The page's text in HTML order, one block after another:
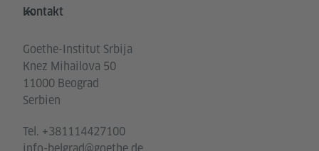
Kontakt
Goethe-Institut Srbija
Knez Mihailova 50
11000 Beograd
Serbien
Tel. +381114427100